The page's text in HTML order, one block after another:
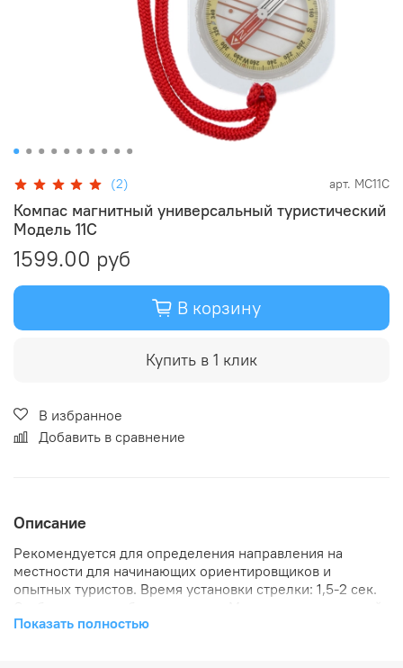
(2) арт. MC11C
Компас магнитный универсальный туристический
Модель 11С
1599.00 руб
В корзину
Купить в 1 клик
В избранное
Добавить в сравнение
Описание
Рекомендуется для определения направления на
местности для начинающих ориентировщиков и
опытных туристов. Время установки стрелки: 1,5-2 сек.
Цена деления шкалы: 2 град. Компас МосКомпас 11 С
Показать полностью